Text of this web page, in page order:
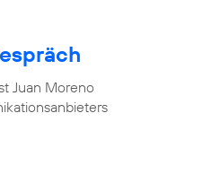
Juan Moreno